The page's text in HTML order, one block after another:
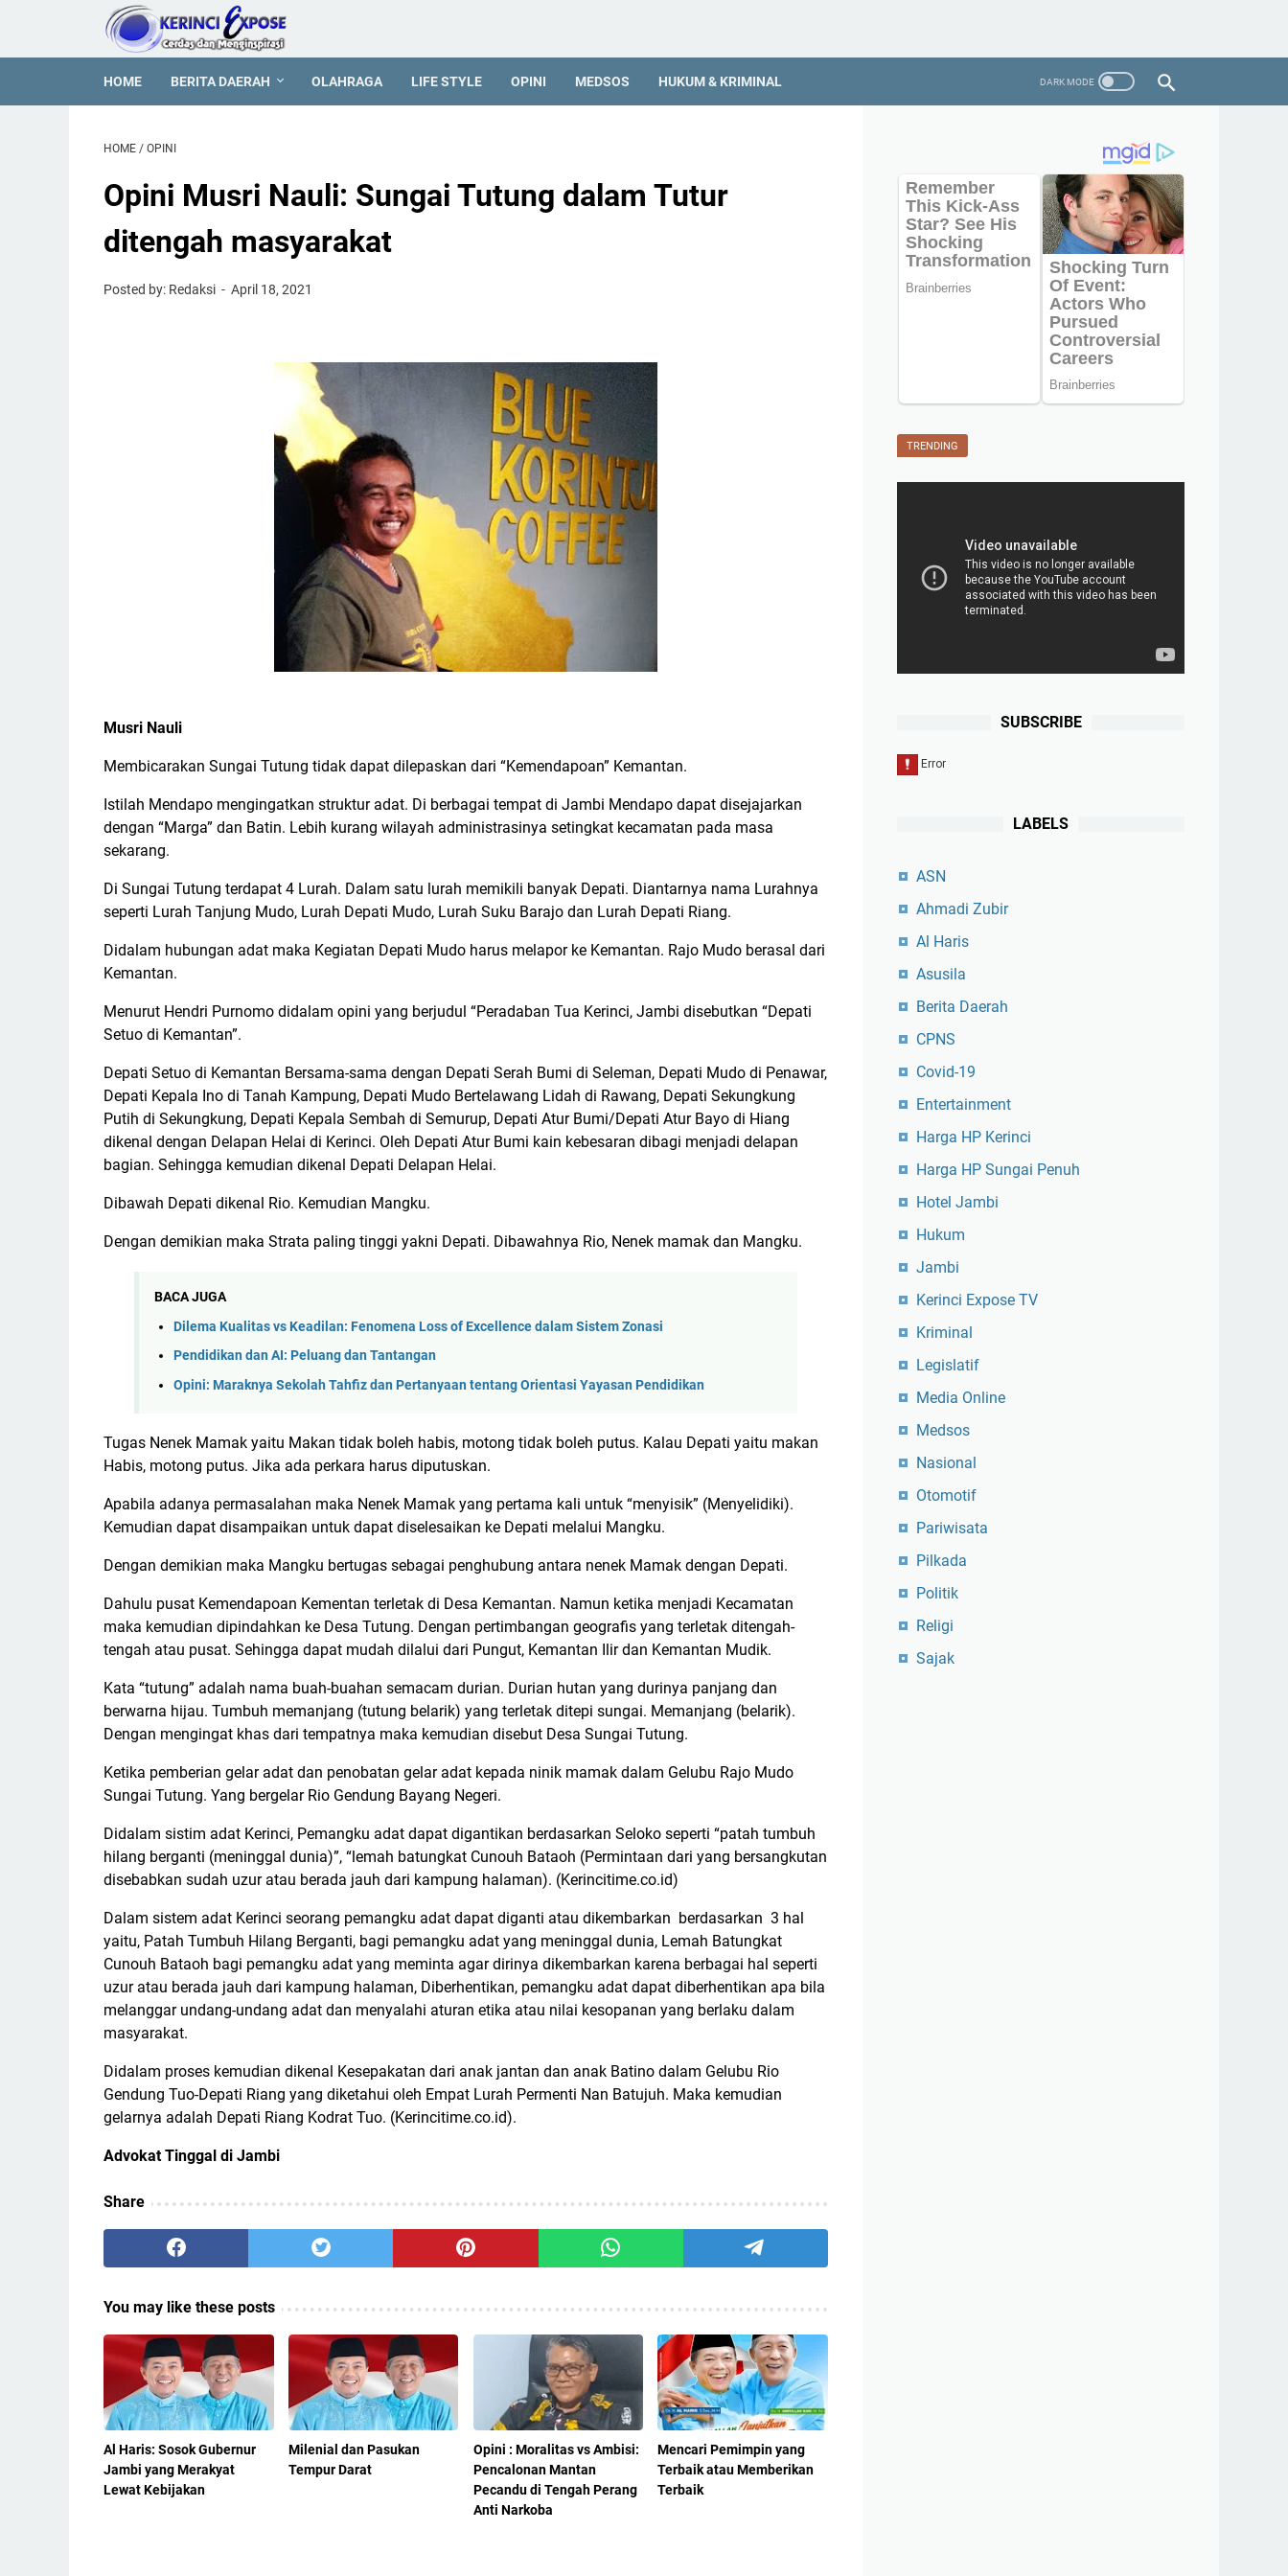
HOME BERITA DAERAH OLAHRAGA LIFE STYLE OPINI MEDSOS HUKUM & KRIMINAL
HOME / OPINI
Opini Musri Nauli: Sungai Tutung dalam Tutur
ditengah masyarakat
Posted by: Redaksi April 18, 2021
Musri Nauli
Membicarakan Sungai Tutung tidak dapat dilepaskan dari “Kemendapoan” Kemantan.
Istilah Mendapo mengingatkan struktur adat. Di berbagai tempat di Jambi Mendapo dapat disejajarkan
dengan “Marga” dan Batin. Lebih kurang wilayah administrasinya setingkat kecamatan pada masa
sekarang.
Di Sungai Tutung terdapat 4 Lurah. Dalam satu lurah memikili banyak Depati. Diantarnya nama Lurahnya
seperti Lurah Tanjung Mudo, Lurah Depati Mudo, Lurah Suku Barajo dan Lurah Depati Riang.
Didalam hubungan adat maka Kegiatan Depati Mudo harus melapor ke Kemantan. Rajo Mudo berasal dari
Kemantan.
Menurut Hendri Purnomo didalam opini yang berjudul “Peradaban Tua Kerinci, Jambi disebutkan “Depati
Setuo di Kemantan”.
Depati Setuo di Kemantan Bersama-sama dengan Depati Serah Bumi di Seleman, Depati Mudo di Penawar,
Depati Kepala Ino di Tanah Kampung, Depati Mudo Bertelawang Lidah di Rawang, Depati Sekungkung
Putih di Sekungkung, Depati Kepala Sembah di Semurup, Depati Atur Bumi/Depati Atur Bayo di Hiang
dikenal dengan Delapan Helai di Kerinci. Oleh Depati Atur Bumi kain kebesaran dibagi menjadi delapan
bagian. Sehingga kemudian dikenal Depati Delapan Helai.
Dibawah Depati dikenal Rio. Kemudian Mangku.
Dengan demikian maka Strata paling tinggi yakni Depati. Dibawahnya Rio, Nenek mamak dan Mangku.
BACA JUGA
Dilema Kualitas vs Keadilan: Fenomena Loss of Excellence dalam Sistem Zonasi
Pendidikan dan AI: Peluang dan Tantangan
Opini: Maraknya Sekolah Tahfiz dan Pertanyaan tentang Orientasi Yayasan Pendidikan
Tugas Nenek Mamak yaitu Makan tidak boleh habis, motong tidak boleh putus. Kalau Depati yaitu makan
Habis, motong putus. Jika ada perkara harus diputuskan.
Apabila adanya permasalahan maka Nenek Mamak yang pertama kali untuk “menyisik” (Menyelidiki).
Kemudian dapat disampaikan untuk dapat diselesaikan ke Depati melalui Mangku.
Dengan demikian maka Mangku bertugas sebagai penghubung antara nenek Mamak dengan Depati.
Dahulu pusat Kemendapoan Kementan terletak di Desa Kemantan. Namun ketika menjadi Kecamatan
maka kemudian dipindahkan ke Desa Tutung. Dengan pertimbangan geografis yang terletak ditengah-
tengah atau pusat. Sehingga dapat mudah dilalui dari Pungut, Kemantan Ilir dan Kemantan Mudik.
Kata “tutung” adalah nama buah-buahan semacam durian. Durian hutan yang durinya panjang dan
berwarna hijau. Tumbuh memanjang (tutung belarik) yang terletak ditepi sungai. Memanjang (belarik).
Dengan mengingat khas dari tempatnya maka kemudian disebut Desa Sungai Tutung.
Ketika pemberian gelar adat dan penobatan gelar adat kepada ninik mamak dalam Gelubu Rajo Mudo
Sungai Tutung. Yang bergelar Rio Gendung Bayang Negeri.
Didalam sistim adat Kerinci, Pemangku adat dapat digantikan berdasarkan Seloko seperti “patah tumbuh
hilang berganti (meninggal dunia)”, “lemah batungkat Cunouh Bataoh (Permintaan dari yang bersangkutan
disebabkan sudah uzur atau berada jauh dari kampung halaman). (Kerincitime.co.id)
Dalam sistem adat Kerinci seorang pemangku adat dapat diganti atau dikembarkan berdasarkan 3 hal
yaitu, Patah Tumbuh Hilang Berganti, bagi pemangku adat yang meninggal dunia, Lemah Batungkat
Cunouh Bataoh bagi pemangku adat yang meminta agar dirinya dikembarkan karena berbagai hal seperti
uzur atau berada jauh dari kampung halaman, Diberhentikan, pemangku adat dapat diberhentikan apa bila
melanggar undang-undang adat dan menyalahi aturan etika atau nilai kesopanan yang berlaku dalam
masyarakat.
Didalam proses kemudian dikenal Kesepakatan dari anak jantan dan anak Batino dalam Gelubu Rio
Gendung Tuo-Depati Riang yang diketahui oleh Empat Lurah Permenti Nan Batujuh. Maka kemudian
gelarnya adalah Depati Riang Kodrat Tuo. (Kerincitime.co.id).
Advokat Tinggal di Jambi
Share
You may like these posts
Al Haris: Sosok Gubernur
Jambi yang Merakyat
Lewat Kebijakan
Milenial dan Pasukan
Tempur Darat
Opini : Moralitas vs Ambisi:
Pencalonan Mantan
Pecandu di Tengah Perang
Anti Narkoba
Mencari Pemimpin yang
Terbaik atau Memberikan
Terbaik
TRENDING
SUBSCRIBE
LABELS
ASN
Ahmadi Zubir
Al Haris
Asusila
Berita Daerah
CPNS
Covid-19
Entertainment
Harga HP Kerinci
Harga HP Sungai Penuh
Hotel Jambi
Hukum
Jambi
Kerinci Expose TV
Kriminal
Legislatif
Media Online
Medsos
Nasional
Otomotif
Pariwisata
Pilkada
Politik
Religi
Sajak